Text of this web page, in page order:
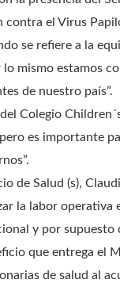
el Virus
se refiere a la
mismo estamos
de nuestro país”.
Colegio
es importante
de Salud (s),
la labor
y por supuesto
que entrega el
de salud al